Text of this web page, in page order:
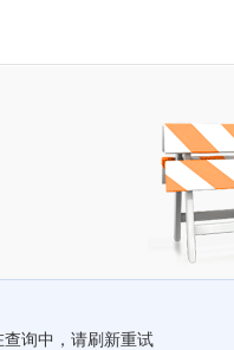
查询中，请刷新重试